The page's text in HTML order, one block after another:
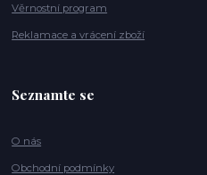
Věrnostní program
Reklamace a vrácení zboží
Seznamte se
O nás
Obchodní podmínky